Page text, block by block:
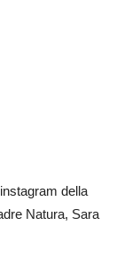
della
Natura, Sara